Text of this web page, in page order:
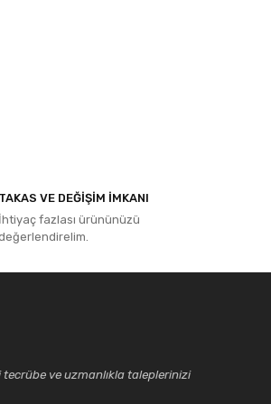
TAKAS VE DEĞİŞİM İMKANI
İhtiyaç fazlası ürününüzü
ve uzmanlıkla taleplerinizi